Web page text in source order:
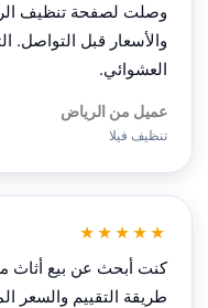
وصلت لصفحة تنظيف
والأسعار قبل التواصل.
العشوائي.
عميل من الرياض
تنظيف فيلا
★★★★★
كنت أبحث عن بيع
طريقة التقييم والسعر